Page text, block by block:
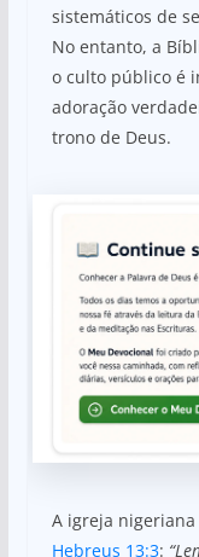
sistemáticos de
No entanto, a
o culto público é
adoração
trono de Deus.
A igreja
Hebreus 13:3: